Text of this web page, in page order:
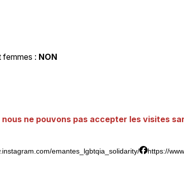
femmes : NON
ne pouvons pas accepter les visites
emantes_lgbtqia_solidarity/
https://